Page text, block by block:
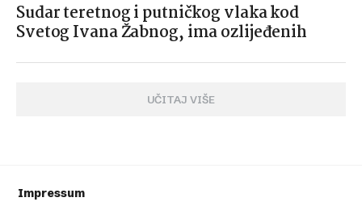
Sudar teretnog i putničkog vlaka kod
Svetog Ivana Žabnog, ima ozlijeđenih
UČITAJ VIŠE
Impressum